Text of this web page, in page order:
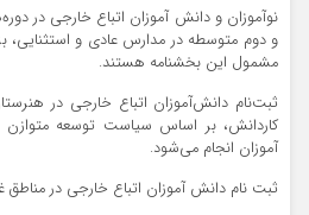
نوآموزان و دانش آموزان اتباع خارجی در
و دوم متوسطه در مدارس عادی و استثنایی،
مشمول این بخشنامه هستند.
ثبت‌نام دانش‌آموزان اتباع خارجی در
کاردانش، بر اساس سیاست توسعه
آموزان انجام می‌شود.
ثبت نام دانش آموزان اتباع خارجی در